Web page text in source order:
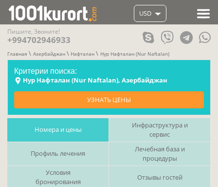
USD
Пишите, Звоните!
+994702946933
Главная Азербайджан Нафталан Нур Нафталан (Nur Naftalan)
Критерии поиска:
Нур Нафталан (Nur Naftalan), Азербайджан
УЗНАТЬ ЦЕНЫ
Номера и цены
Инфраструктура и
сервис
Профиль лечения
Лечебная база и
процедуры
Условия
бронирования
Отзывы гостей